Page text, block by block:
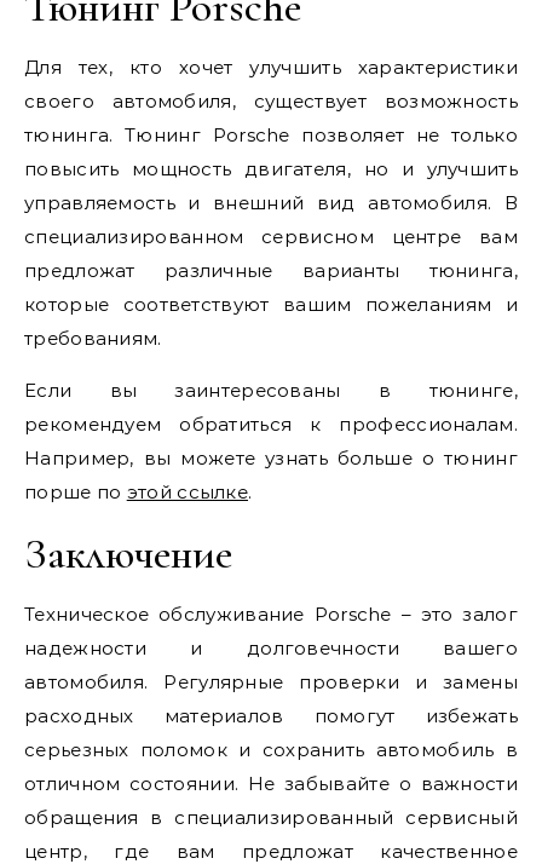
Для тех, кто хочет улучшить характеристики
своего автомобиля, существует возможность
тюнинга. Тюнинг Porsche позволяет не только
повысить мощность двигателя, но и улучшить
управляемость и внешний вид автомобиля. В
специализированном сервисном центре вам
предложат различные варианты тюнинга,
которые соответствуют вашим пожеланиям и
требованиям.
Если вы заинтересованы в тюнинге,
рекомендуем обратиться к профессионалам.
Например, вы можете узнать больше о тюнинг
порше по этой ссылке.
Заключение
Техническое обслуживание Porsche – это залог
надежности и долговечности вашего
автомобиля. Регулярные проверки и замены
расходных материалов помогут избежать
серьезных поломок и сохранить автомобиль в
отличном состоянии. Не забывайте о важности
обращения в специализированный сервисный
центр, где вам предложат качественное